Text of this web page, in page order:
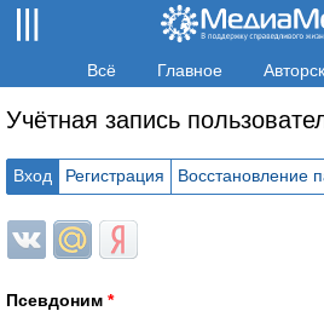
Всё Главное
Учётная запись
Вход Регистрация Восстановление
Login with ВКонтакте
Login with Mail.ru
Login with Яндекс
Псевдоним *